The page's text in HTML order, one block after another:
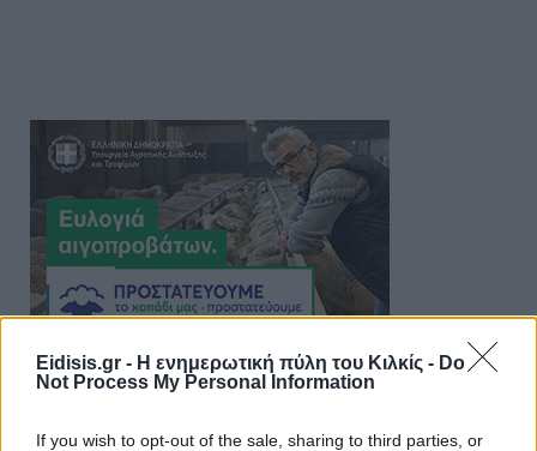
Eidisis.gr - Η ενημερωτική πύλη του Κιλκίς - Do
Not Process My Personal Information
If you wish to opt-out of the sale, sharing to third parties, or